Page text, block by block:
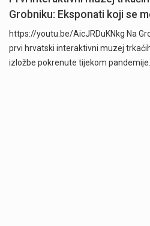
Grobniku: Eksponati koji se
https://youtu.be/AicJRDuKNkg Na
prvi hrvatski interaktivni muzej
izložbe pokrenute tijekom